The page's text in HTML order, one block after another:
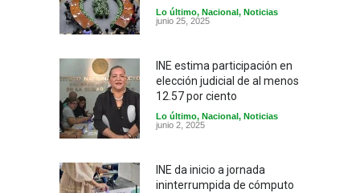
Lo último, Nacional, Noticias
junio 25, 2025
INE estima participación en
elección judicial de al menos
12.57 por ciento
Lo último, Nacional, Noticias
junio 2, 2025
INE da inicio a jornada
ininterrumpida de cómputo